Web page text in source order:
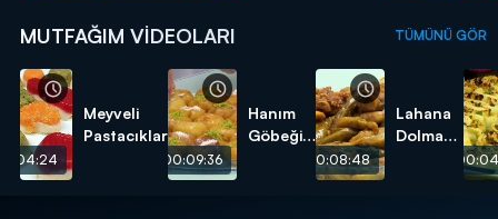
MUTFAĞIM VIDEOLARI TÜMÜNÜ GÖR
Meyveli
Pastacıklar
00:09:36
Hanım
Göbeği
00:08:48
Lahana
Dolması